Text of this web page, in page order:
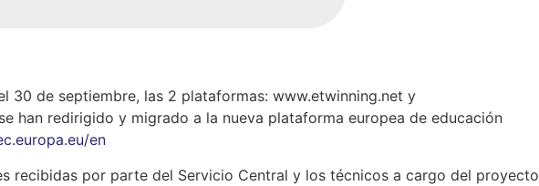
30 de septiembre, las 2 plataformas: www.etwinning.net y
han redirigido y migrado a la nueva plataforma europea de educación
en
recibidas por parte del Servicio Central y los técnicos a cargo del proyecto